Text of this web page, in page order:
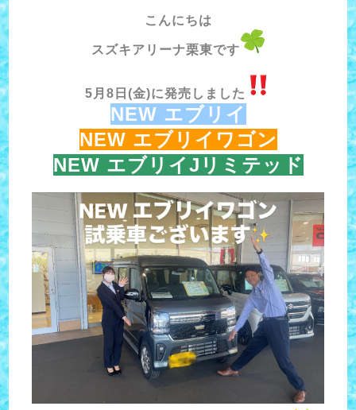
こんにちは
スズキアリーナ栗東です
5月8日(金)に発売しました
NEW エブリイ
NEW エブリイワゴン
NEW エブリイJリミテッド